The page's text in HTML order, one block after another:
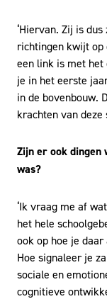
‘Hiervan. Zij is
richtingen kwijt
een link is met
je in het eerste
in de bovenbouw.
krachten van deze
Zijn er ook
was?
‘Ik vraag me af
het hele
ook op hoe je
Hoe signaleer je
sociale en
cognitieve